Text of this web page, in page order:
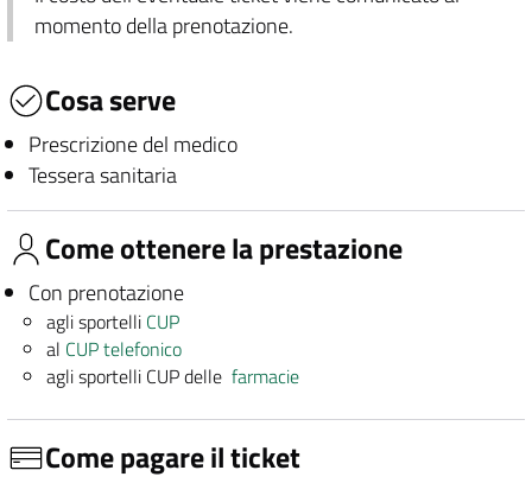
momento della prenotazione.
Cosa serve
Prescrizione del medico
Tessera sanitaria
Come ottenere la prestazione
Con prenotazione
agli sportelli CUP
al CUP telefonico
agli sportelli CUP dellefarmacie
Come pagare il ticket